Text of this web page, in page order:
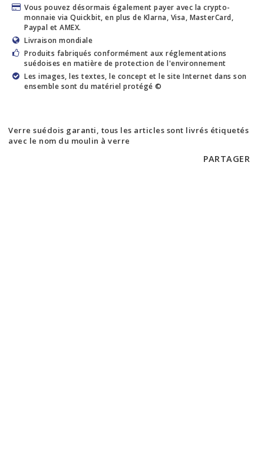
Vous pouvez désormais également payer avec la crypto-
monnaie via Quickbit, en plus de Klarna, Visa, MasterCard,
Paypal et AMEX.
Livraison mondiale
Produits fabriqués conformément aux réglementations
suédoises en matière de protection de l'environnement
Les images, les textes, le concept et le site Internet dans son
ensemble sont du matériel protégé ©
Verre suédois garanti, tous les articles sont livrés étiquetés
avec le nom du moulin à verre
PARTAGER